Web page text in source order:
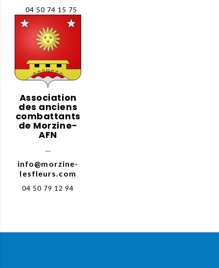
04 50 74 15 75
Association
des anciens
combattants
de Morzine-
AFN
…
info@morzine-
lesfleurs.com
04 50 79 12 94